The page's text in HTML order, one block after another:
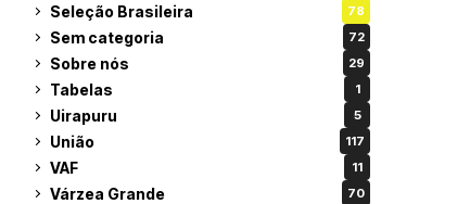
Seleção Brasileira 78
Sem categoria 72
Sobre nós 29
Tabelas 1
Uirapuru 5
União 117
VAF 11
Várzea Grande 70